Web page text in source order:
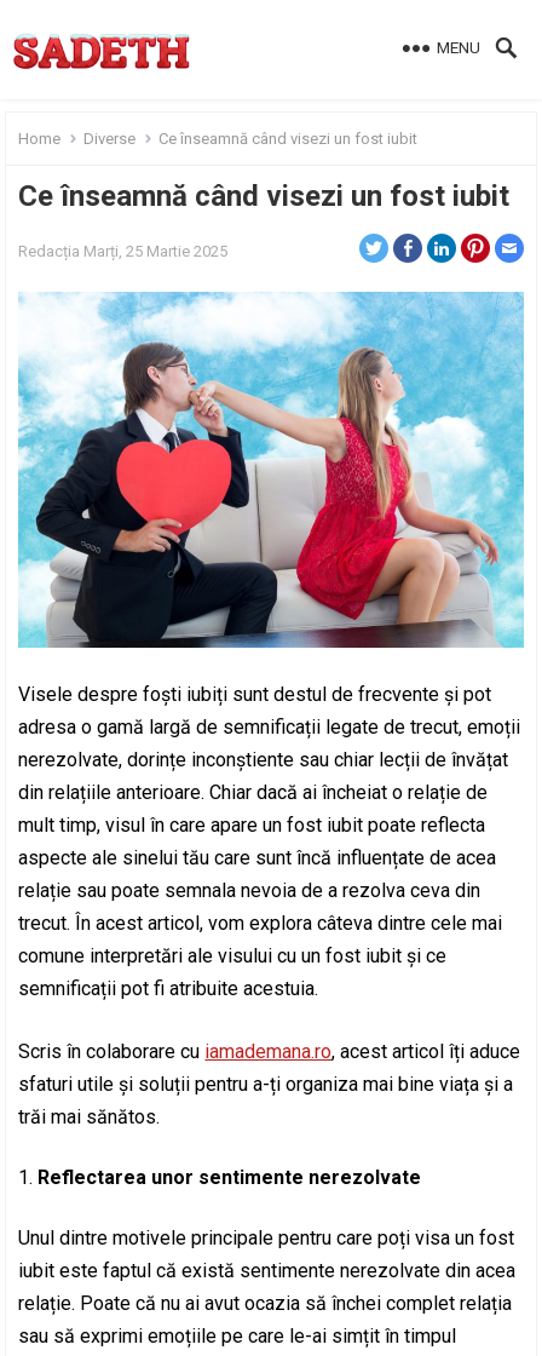
MENU
Home Diverse Ce înseamnă când visezi un fost iubit
Ce înseamnă când visezi un fost iubit
Redacția Marți, 25 Martie 2025
Visele despre foști iubiți sunt destul de frecvente și pot
adresa o gamă largă de semnificații legate de trecut, emoții
nerezolvate, dorințe inconștiente sau chiar lecții de învățat
din relațiile anterioare. Chiar dacă ai încheiat o relație de
mult timp, visul în care apare un fost iubit poate reflecta
aspecte ale sinelui tău care sunt încă influențate de acea
relație sau poate semnala nevoia de a rezolva ceva din
trecut. În acest articol, vom explora câteva dintre cele mai
comune interpretări ale visului cu un fost iubit și ce
semnificații pot fi atribuite acestuia.
Scris în colaborare cu iamademana.ro, acest articol îți aduce
sfaturi utile și soluții pentru a-ți organiza mai bine viața și a
trăi mai sănătos.
Reflectarea unor sentimente nerezolvate
Unul dintre motivele principale pentru care poți visa un fost
iubit este faptul că există sentimente nerezolvate din acea
relație. Poate că nu ai avut ocazia să închei complet relația
sau să exprimi emoțiile pe care le-ai simțit în timpul